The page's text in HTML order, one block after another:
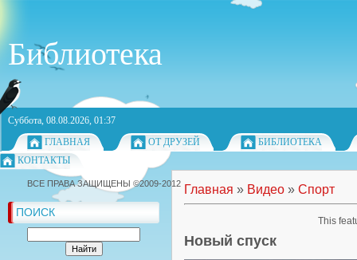
Библиотека
Суббота, 08.08.2026, 01:37
ГЛАВНАЯ
ОТ ДРУЗЕЙ
БИБЛИОТЕКА
КОНТАКТЫ
ПОИСК
Главная » Видео » Спорт
Новый спуск
ВСЕ ПРАВА ЗАЩИЩЕНЫ ©2009-2012
This